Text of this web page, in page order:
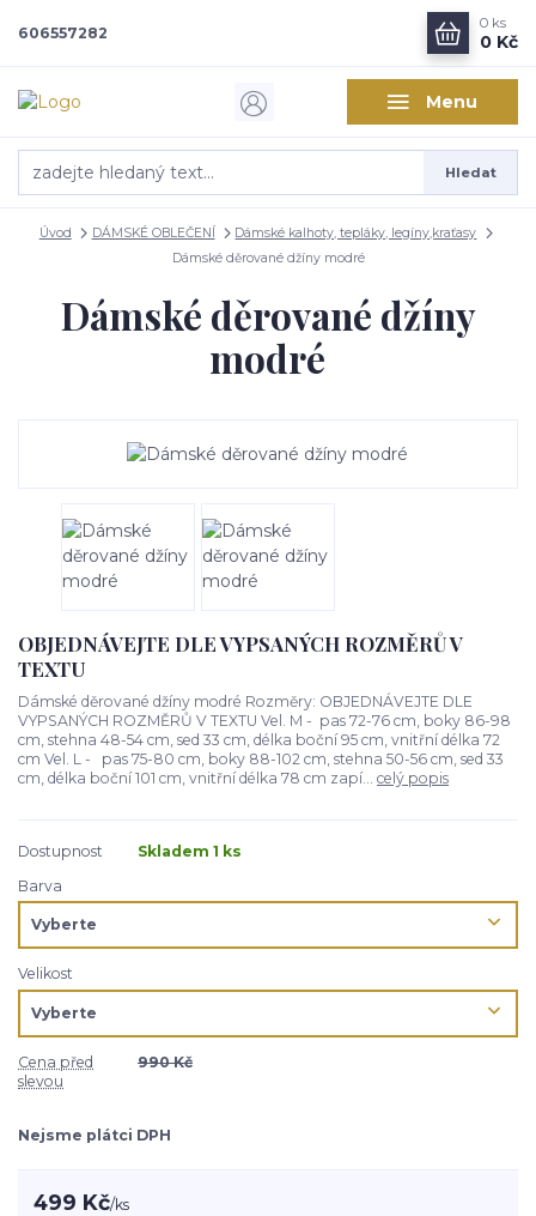
Menu
Hledat
606557282
0 ks
0 Kč
Úvod DÁMSKÉ OBLEČENÍ
Dámské kalhoty, tepláky, legíny,kraťasy
Dámské děrované džíny modré
Dámské děrované džíny
modré
OBJEDNÁVEJTE DLE VYPSANÝCH ROZMĚRŮ V
TEXTU
Dámské děrované džíny modré Rozměry: OBJEDNÁVEJTE DLE
VYPSANÝCH ROZMĚRŮ V TEXTU Vel. M - pas 72-76 cm, boky 86-98
cm, stehna 48-54 cm, sed 33 cm, délka boční 95 cm, vnitřní délka 72
cm Vel. L - pas 75-80 cm, boky 88-102 cm, stehna 50-56 cm, sed 33
cm, délka boční 101 cm, vnitřní délka 78 cm zapí... celý popis
Dostupnost
Skladem 1 ks
Barva
Velikost
Cena před
slevou
990 Kč
Nejsme plátci DPH
499 Kč/ks